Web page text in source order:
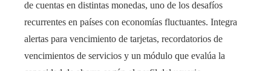
de cuentas en distintas monedas, uno de los desafíos
recurrentes en países con economías fluctuantes. Integra
alertas para vencimiento de tarjetas, recordatorios de
vencimientos de servicios y un módulo que evalúa la